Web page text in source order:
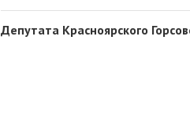
Депутата Красноярского